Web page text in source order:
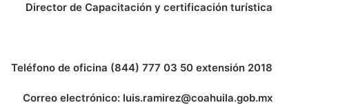
Director de Capacitación y certificación turística
Teléfono de oficina (844) 777 03 50 extensión 2018
Correo electrónico: luis.ramirez@coahuila.gob.mx